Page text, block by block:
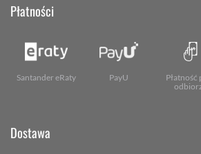
Płatności
Santander eRaty PayU
Płatność
Dostawa